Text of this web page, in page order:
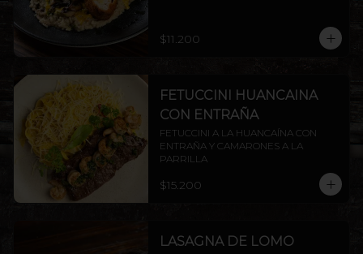
$11.200
FETUCCINI HUANCAINA
CON ENTRAÑA
FETUCCINI A LA HUANCAÍNA CON
ENTRAÑA Y CAMARONES A LA
PARRILLA
$15.200
LASAGNA DE LOMO